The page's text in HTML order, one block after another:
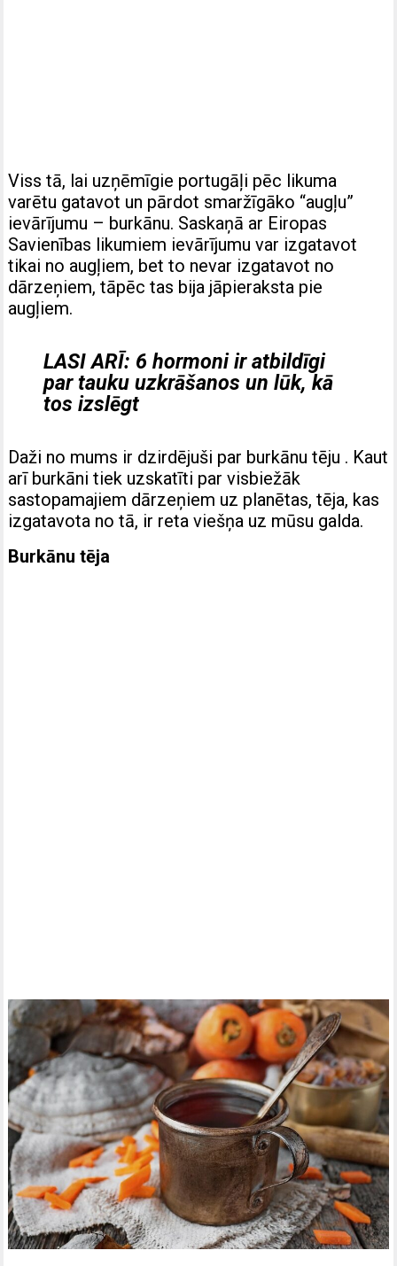
Viss tā, lai uzņēmīgie portugāļi pēc likuma
varētu gatavot un pārdot smaržīgāko “augļu”
ievārījumu – burkānu. Saskaņā ar Eiropas
Savienības likumiem ievārījumu var izgatavot
tikai no augļiem, bet to nevar izgatavot no
dārzeņiem, tāpēc tas bija jāpieraksta pie
augļiem.
LASI ARĪ: 6 hormoni ir atbildīgi
par tauku uzkrāšanos un lūk, kā
tos izslēgt
Daži no mums ir dzirdējuši par burkānu tēju . Kaut
arī burkāni tiek uzskatīti par visbiežāk
sastopamajiem dārzeņiem uz planētas, tēja, kas
izgatavota no tā, ir reta viešņa uz mūsu galda.
Burkānu tēja